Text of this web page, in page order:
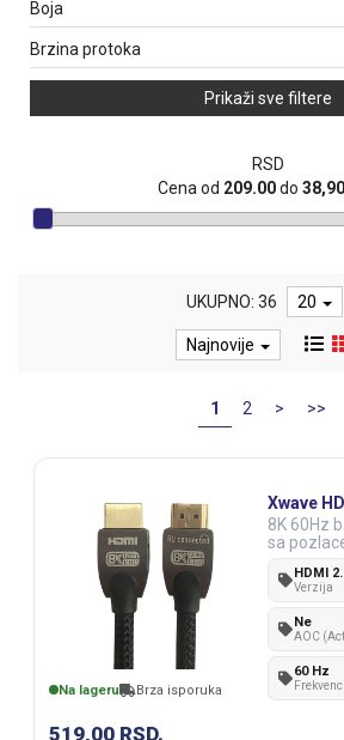
Boja
Brzina protoka
Prikaži sve filtere
RSD
Cena od 209.00do
UKUPNO: 36 20
Najnovije
1 2 > >>
Na lageru Brza isporuka
519,00 RSD.
Xwave
8K 60Hz
sa
HDMI
Verzija
Ne
AOC
Cable)
60 Hz